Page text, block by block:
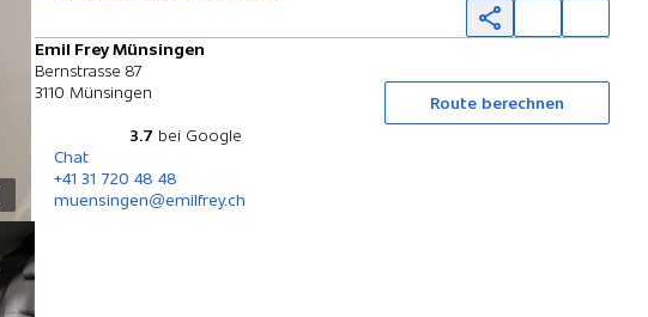
Emil Frey Münsingen
Bernstrasse 87
3110 Münsingen
Route berechnen
3.7 bei Google
Chat
+41 31 720 48 48
muensingen@emilfrey.ch